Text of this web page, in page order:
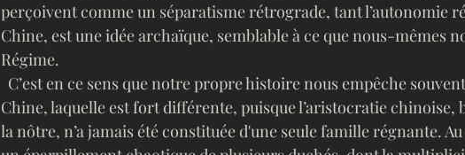
perçoivent comme un séparatisme rétrograde, tant l’autonomie
Chine, est une idée archaïque, semblable à ce que nous-mêmes
Régime.
Chine, laquelle est fort différente, puisque l’aristocratie chinoise,
la nôtre, n’a jamais été constituée d'une seule famille régnante.